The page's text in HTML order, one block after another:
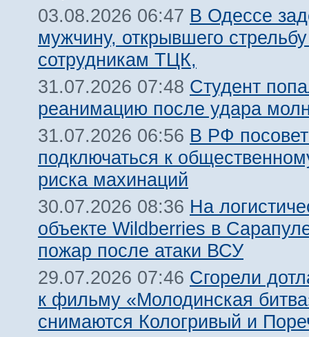
03.08.2026 06:47 В Одессе
мужчину, открывшего
сотрудникам ТЦК,
31.07.2026 07:48 Студент
реанимацию после удара
31.07.2026 06:56 В РФ
подключаться к
риска махинаций
30.07.2026 08:36 На
объекте Wildberries в
пожар после атаки ВСУ
29.07.2026 07:46 Сгорели
к фильму «Молодинская
снимаются Кологривый и